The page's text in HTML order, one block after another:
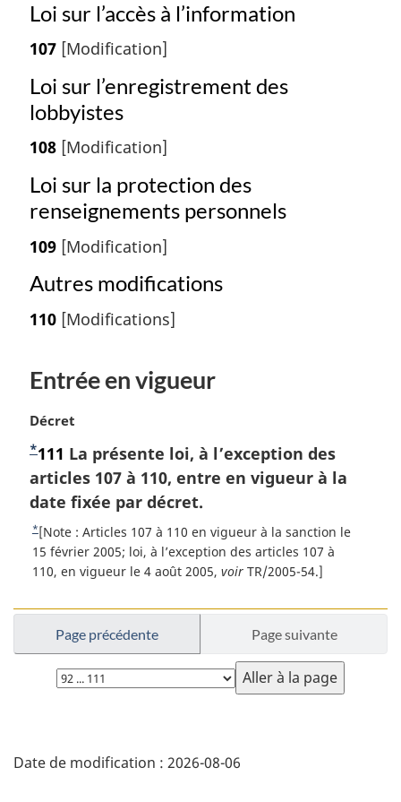
Loi sur l’accès à l’information
107 [Modification]
Loi sur l’enregistrement des
lobbyistes
108 [Modification]
Loi sur la protection des
renseignements personnels
109 [Modification]
Autres modifications
110 [Modifications]
Entrée en vigueur
N
o
t
e
m
r
g
a
e
Décret
N
o
t
e
d
e
g
*111 La présente loi, à l’exception des
articles 107 à 110, entre en vigueur à la
date fixée par décret.
R
e
t
u
à
é
*[Note : Articles 107 à 110 en vigueur à la sanction le
15 février 2005; loi, à l’exception des articles 107 à
110, en vigueur le 4 août 2005, voirTR/2005-54.]
Page précédente Page suivante
Choisissez
la
é
Date de modification : 2026-08-06